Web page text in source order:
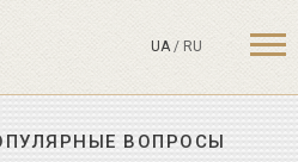
UA / RU
ВОПРОСЫ